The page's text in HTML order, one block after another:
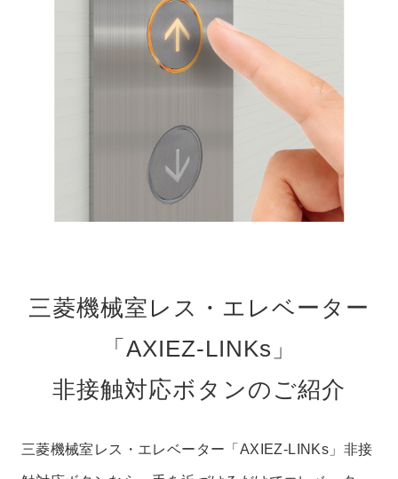
三菱機械室レス・エレベーター
「AXIEZ-LINKs」
非接触対応ボタンのご紹介
三菱機械室レス・エレベーター「AXIEZ-LINKs」非接